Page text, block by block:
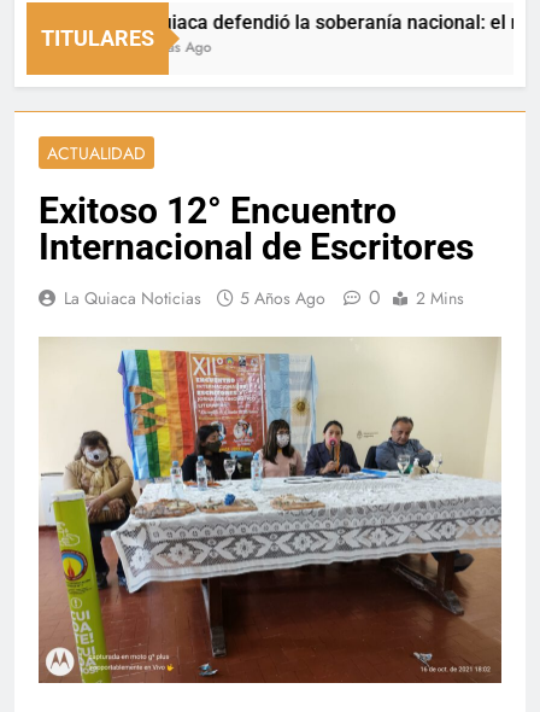
TITULARES
La Quiaca defendió la soberanía nacional: el
10 Horas Ago
ACTUALIDAD
Exitoso 12° Encuentro
Internacional de Escritores
La Quiaca Noticias 5 Años Ago 0 2 Mins